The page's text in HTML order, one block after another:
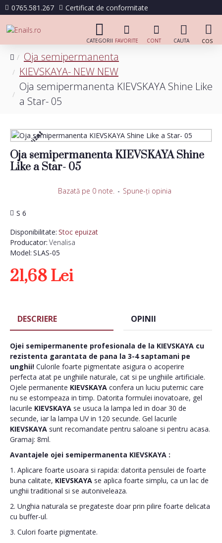
0765.581.267 Certificat de conformitate
Oja semipermanenta
KIEVSKAYA- NEW NEW
Oja semipermanenta KIEVSKAYA Shine Like
a Star- 05
Stoc epuizat
Oja semipermanenta KIEVSKAYA Shine
Like a Star- 05
Disponibilitate: Stoc epuizat
Producator: Venalisa
Model: SLAS-05
S 6
Bazată pe 0 note. - Spune-ţi opinia
21,68 Lei
DESCRIERE OPINII
Ojei semipermanente profesionala de la KIEVSKAYA cu
rezistenta garantata de pana la 3-4 saptamani pe
unghii! Culorile foarte pigmentate asigura o acoperire
perfecta atat pe unghiile naturale, cat si pe unghiile artificiale.
Ojele permanente KIEVSKAYA confera un luciu puternic care
nu se estompeaza in timp. Datorita formulei inovatoare, gel
lacurile KIEVSKAYA se usuca la lampa led in doar 30 de
secunde, iar la lampa UV in 120 secunde. Gel lacurile
KIEVSKAYA sunt recomandate pentru saloane si pentru acasa.
Gramaj: 8ml.
Avantajele ojei semipermanenta KIEVSKAYA :
1. Aplicare foarte usoara si rapida: datorita pensulei de foarte
buna calitate, KIEVSKAYA se aplica foarte simplu, ca un lac de
unghii traditional si se autoniveleaza.
2. Unghia naturala se pregateste doar prin pilire foarte delicata
cu buffer-ul.
3. Culori foarte pigmentate.